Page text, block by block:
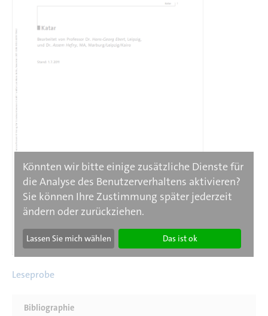
Leseprobe
Bibliographie
Könnten wir bitte einige zusätzliche Dienste für
die Analyse des Benutzerverhaltens aktivieren?
Sie können Ihre Zustimmung später jederzeit
ändern oder zurückziehen.
Lassen Sie mich wählen Das ist ok